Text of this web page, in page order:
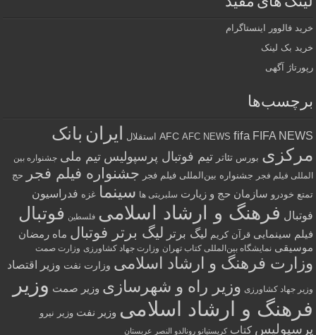
خرید فالوور اینستاگرام
خرید بک لینک
رپورتاژ آگهی
برچسب‌ها
AFC AFC NEWS fifa FIFA NEWS استقلال ایران بانک
مرکزی بورس تئاتر تیم فوتبال پرسپولیس تیم ملی جشنواره بین
المللی فیلم فجر
جشنواره بین‌المللی فیلم فجر جشنواره فیلم فجر
حج
تمتع خودرو سازمان حج و زیارت سلبریتی ها سینما غزه فدراسیون
فوتبال فرهنگ و ارشاد اسلامی فلسطین فوتبال
فیلم سینمایی قرآن کریم لیگ برتر لیگ برتر فوتبال ماه رمضان
موسیقی نمایشگاه بین‌المللی کتاب تهران وزارت جهاد کشاورزی وزارت صمت
وزارت فرهنگ و ارشاد اسلامی وزارت نفت وزیر اقتصاد
وزیر جهاد کشاورزی وزیر راه و شهرسازی وزیر صمت وزیر
فرهنگ و ارشاد اسلامی وزیر نفت وزیر نیرو
پرسپولیس کتاب کریستیانو رونالدو النصر عربستان